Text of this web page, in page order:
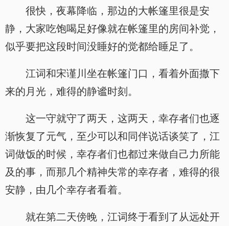
很快，夜幕降临，那边的大帐篷里很是安
静，大家吃饱喝足好像就在帐篷里的房间补觉，
似乎要把这段时间没睡好的觉都给睡足了。
江词和宋谨川坐在帐篷门口，看着外面撒下
来的月光，难得的静谧时刻。
这一守就守了两天，这两天，幸存者们也逐
渐恢复了元气，至少可以和同伴说话谈笑了，江
词做饭的时候，幸存者们也都过来做自己力所能
及的事，而那几个精神失常的幸存者，难得的很
安静，由几个幸存者看着。
就在第二天傍晚，江词终于看到了从远处开